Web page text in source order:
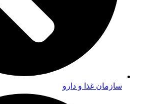
سازمان غذا و دارو